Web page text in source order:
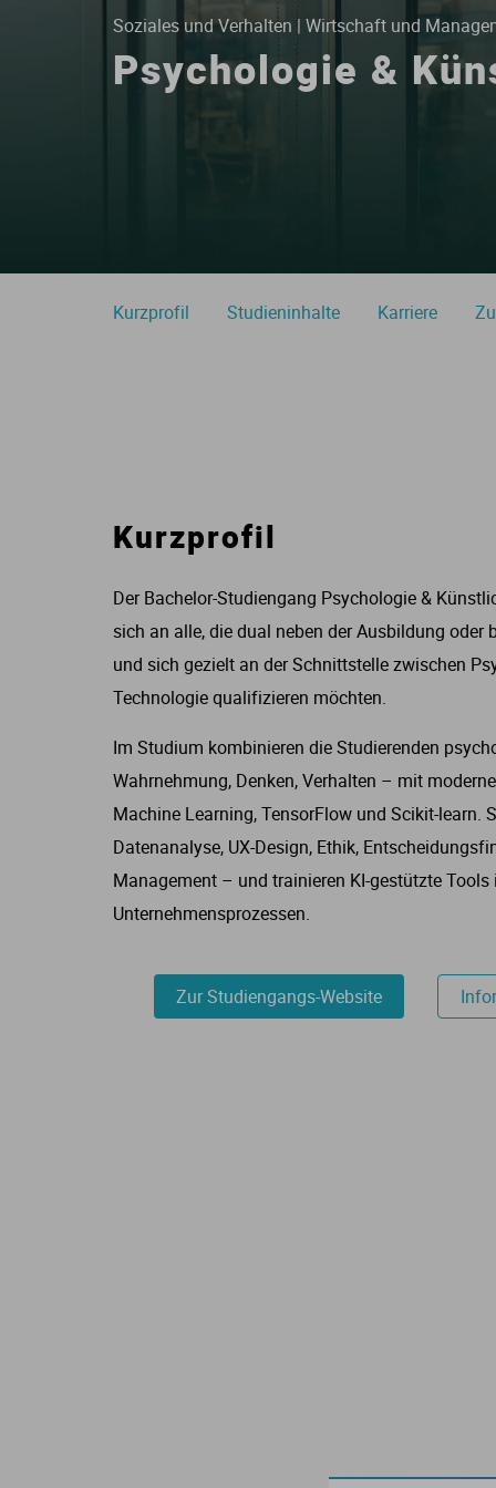
Soziales und Verhalten | Wirtschaft und
Psychologie &
Kurzprofil Studieninhalte Karriere
Kurzprofil
Der Bachelor-Studiengang Psychologie &
sich an alle, die dual neben der Ausbildung oder
und sich gezielt an der Schnittstelle zwischen
Technologie qualifizieren möchten.
Im Studium kombinieren die Studierenden
Wahrnehmung, Denken, Verhalten – mit
Machine Learning, TensorFlow und Scikit-learn.
Datenanalyse, UX-Design, Ethik,
Management – und trainieren KI-gestützte Tools
Unternehmensprozessen.
Zur Studiengangs-Website